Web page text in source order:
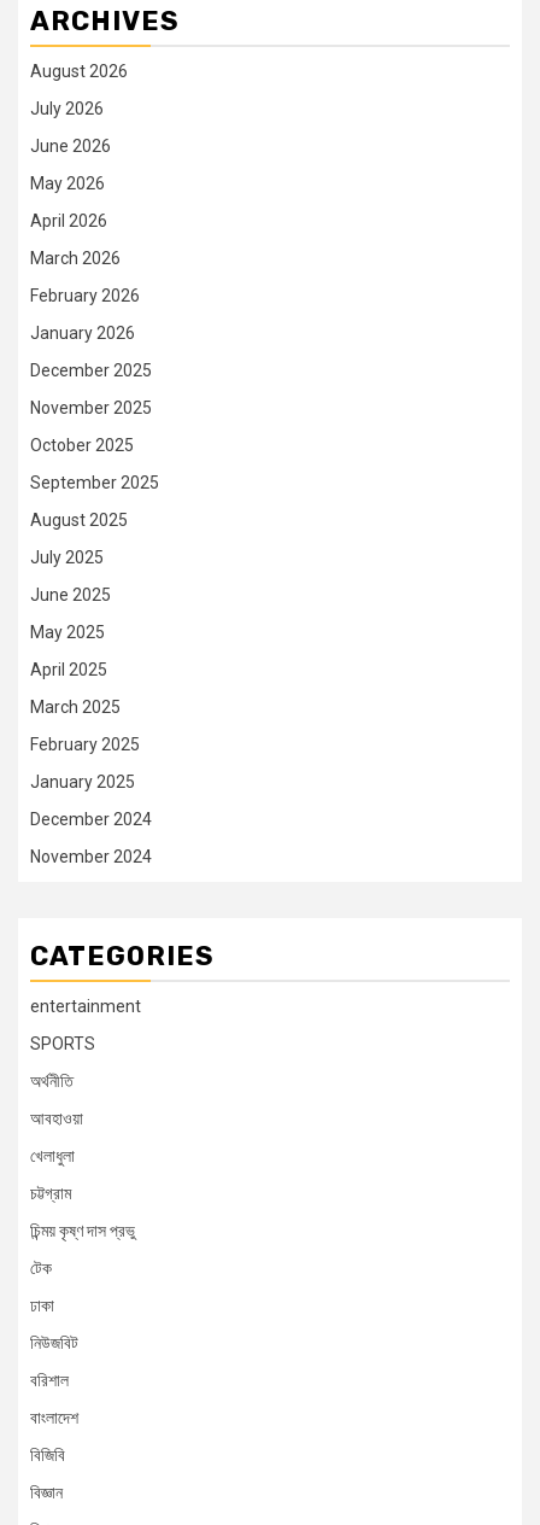
ARCHIVES
August 2026
July 2026
June 2026
May 2026
April 2026
March 2026
February 2026
January 2026
December 2025
November 2025
October 2025
September 2025
August 2025
July 2025
June 2025
May 2025
April 2025
March 2025
February 2025
January 2025
December 2024
November 2024
CATEGORIES
entertainment
SPORTS
অর্থনীতি
আবহাওয়া
খেলাধুলা
চট্টগ্রাম
চিন্ময় কৃষ্ণ দাস প্রভু
টেক
ঢাকা
নিউজবিট
বরিশাল
বাংলাদেশ
বিজিবি
বিজ্ঞান